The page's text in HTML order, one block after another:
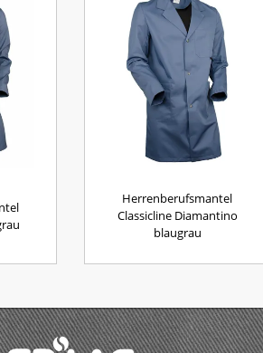
Herrenberufsmantel
Classicline Diamantino
blaugrau